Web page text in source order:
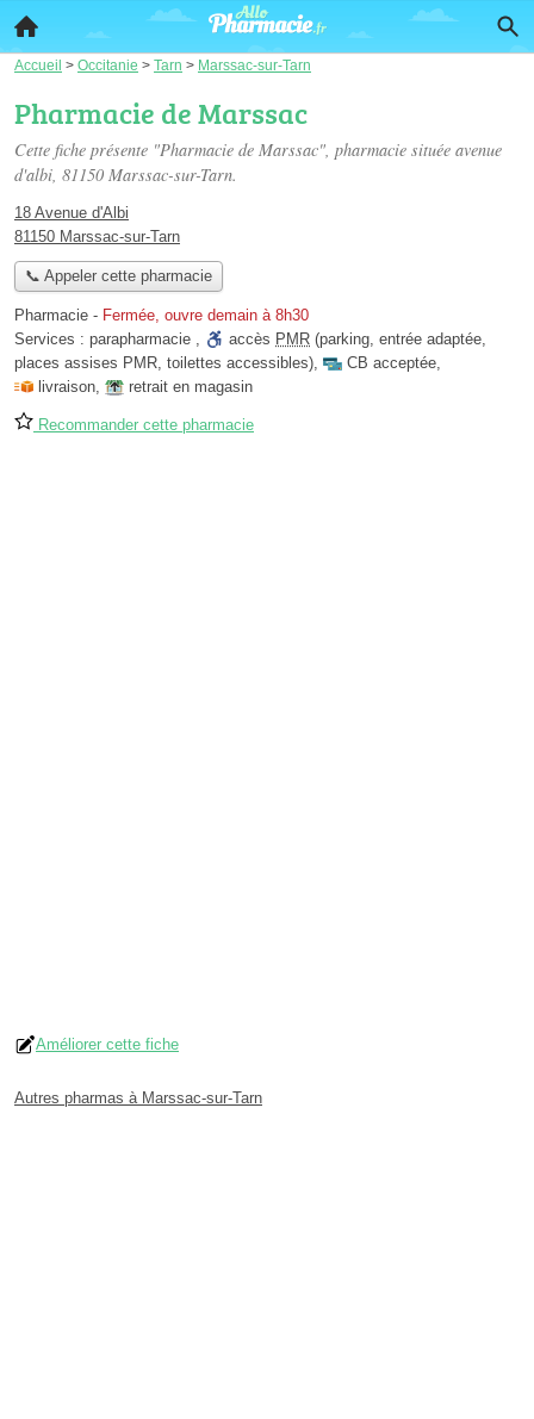
Accueil > Occitanie > Tarn > Marssac-sur-Tarn
Pharmacie de Marssac
Cette fiche présente "Pharmacie de Marssac", pharmacie située avenue
d'albi, 81150 Marssac-sur-Tarn.
18 Avenue d'Albi
81150 Marssac-sur-Tarn
📞 Appeler cette pharmacie
Pharmacie - Fermée, ouvre demain à 8h30
Services : parapharmacie , accès PMR (parking, entrée adaptée,
places assises PMR, toilettes accessibles), CB acceptée,
livraison, retrait en magasin
Recommander cette pharmacie
Améliorer cette fiche
Autres pharmas à Marssac-sur-Tarn